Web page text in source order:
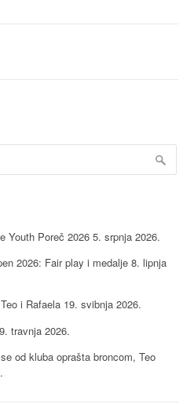
Youth Poreč 2026 5. srpnja 2026.
2026: Fair play i medalje 8. lipnja
i Rafaela 19. svibnja 2026.
travnja 2026.
od kluba oprašta broncom, Teo